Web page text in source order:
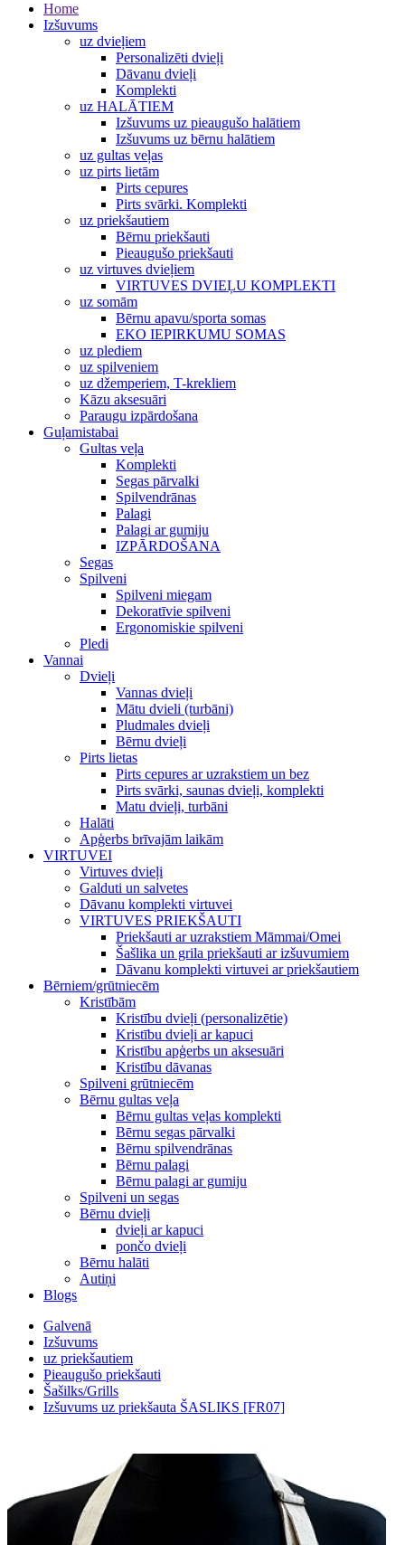
Home
Izšuvums
uz dvieļiem
Personalizēti dvieļi
Dāvanu dvieļi
Komplekti
uz HALĀTIEM
Izšuvums uz pieaugušo halātiem
Izšuvums uz bērnu halātiem
uz gultas veļas
uz pirts lietām
Pirts cepures
Pirts svārki. Komplekti
uz priekšautiem
Bērnu priekšauti
Pieaugušo priekšauti
uz virtuves dvieļiem
VIRTUVES DVIEĻU KOMPLEKTI
uz somām
Bērnu apavu/sporta somas
EKO IEPIRKUMU SOMAS
uz plediem
uz spilveniem
uz džemperiem, T-krekliem
Kāzu aksesuāri
Paraugu izpārdošana
Guļamistabai
Gultas veļa
Komplekti
Segas pārvalki
Spilvendrānas
Palagi
Palagi ar gumiju
IZPĀRDOŠANA
Segas
Spilveni
Spilveni miegam
Dekoratīvie spilveni
Ergonomiskie spilveni
Pledi
Vannai
Dvieļi
Vannas dvieļi
Mātu dvieli (turbāni)
Pludmales dvieļi
Bērnu dvieļi
Pirts lietas
Pirts cepures ar uzrakstiem un bez
Pirts svārki, saunas dvieļi, komplekti
Matu dvieļi, turbāni
Halāti
Apģerbs brīvajām laikām
VIRTUVEI
Virtuves dvieļi
Galduti un salvetes
Dāvanu komplekti virtuvei
VIRTUVES PRIEKŠAUTI
Priekšauti ar uzrakstiem Māmmai/Omei
Šašlika un grila priekšauti ar izšuvumiem
Dāvanu komplekti virtuvei ar priekšautiem
Bērniem/grūtniecēm
Kristībām
Kristību dvieļi (personalizētie)
Kristību dvieļi ar kapuci
Kristību apģerbs un aksesuāri
Kristību dāvanas
Spilveni grūtniecēm
Bērnu gultas veļa
Bērnu gultas veļas komplekti
Bērnu segas pārvalki
Bērnu spilvendrānas
Bērnu palagi
Bērnu palagi ar gumiju
Spilveni un segas
Bērnu dvieļi
dvieļi ar kapuci
pončo dvieļi
Bērnu halāti
Autiņi
Blogs
Galvenā
Izšuvums
uz priekšautiem
Pieaugušo priekšauti
Šašilks/Grills
Izšuvums uz priekšauta ŠASLIKS [FR07]